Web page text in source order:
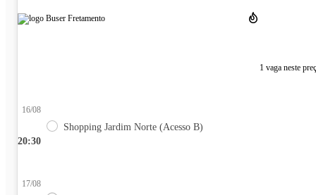
1 vaga neste
20:30
16/08
Shopping Jardim Norte (Acesso B)
17/08